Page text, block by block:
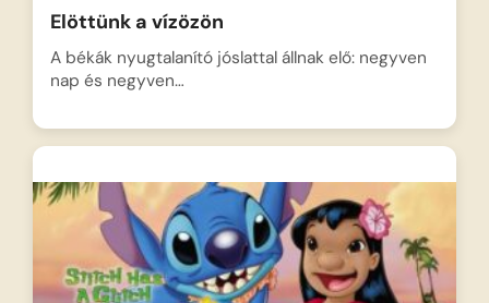
Elöttünk a vízözön
A békák nyugtalanító jóslattal állnak elő: negyven
nap és negyven…